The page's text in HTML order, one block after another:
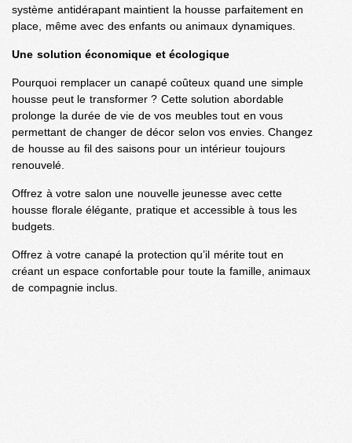
système antidérapant maintient la housse parfaitement en
place, même avec des enfants ou animaux dynamiques.
Une solution économique et écologique
Pourquoi remplacer un canapé coûteux quand une simple
housse peut le transformer ? Cette solution abordable
prolonge la durée de vie de vos meubles tout en vous
permettant de changer de décor selon vos envies. Changez
de housse au fil des saisons pour un intérieur toujours
renouvelé.
Offrez à votre salon une nouvelle jeunesse avec cette
housse florale élégante, pratique et accessible à tous les
budgets.
Offrez à votre canapé la protection qu’il mérite tout en
créant un espace confortable pour toute la famille, animaux
de compagnie inclus.